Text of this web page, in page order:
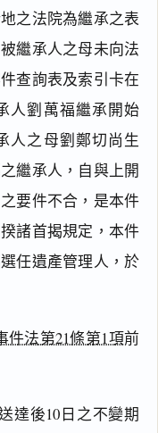
之法院為繼承之表
繼承人之母未向法
查詢表及索引卡在
人劉萬福繼承開始
人之母劉鄭切尚生
繼承人，自與上開
要件不合，是本件
諸首揭規定，本件
任遺產管理人，於
件法第21條第1項前
達後10日之不變期
閱讀 研究
搜尋
由